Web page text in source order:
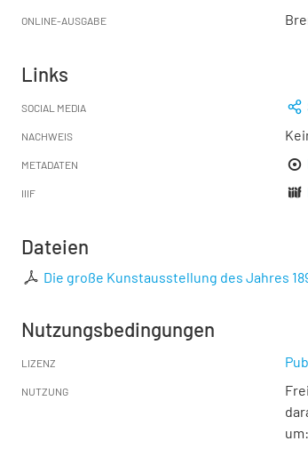
ONLINE-AUSGABE
Links
SOCIAL MEDIA
NACHWEIS
METADATEN
IIIF
Dateien
Die große Kunstausstellung des Jahres
Nutzungsbedingungen
LIZENZ
NUTZUNG
um: